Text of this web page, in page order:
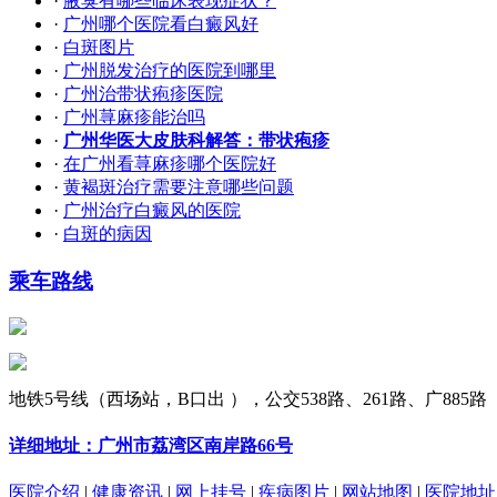
· 广州哪个医院看白癜风好
· 白斑图片
· 广州脱发治疗的医院到哪里
· 广州治带状疱疹医院
· 广州荨麻疹能治吗
· 广州华医大皮肤科解答：带状疱疹
· 在广州看荨麻疹哪个医院好
· 黄褐斑治疗需要注意哪些问题
· 广州治疗白癜风的医院
· 白斑的病因
乘车路线
地铁5号线（西场站，B口出 ），公交538路、261路、广885路
详细地址：广州市荔湾区南岸路66号
医院介绍 | 健康资讯 | 网上挂号 | 疾病图片 | 网站地图 | 医院地址